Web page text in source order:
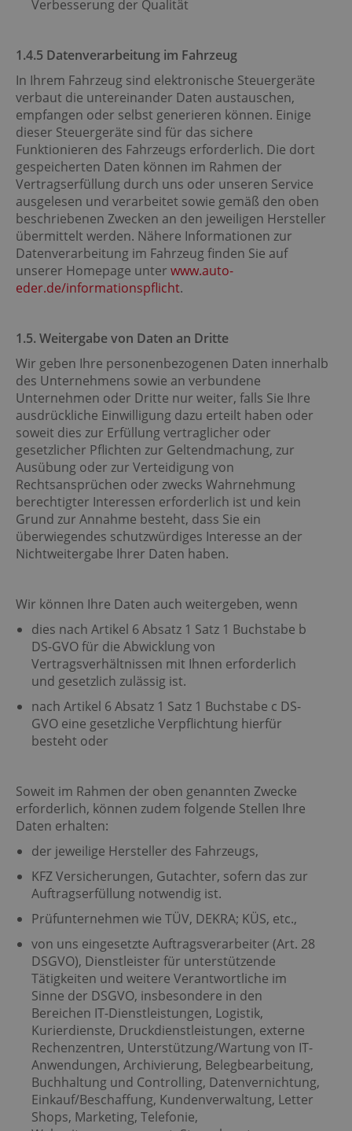
Verbesserung der Qualität
1.4.5 Datenverarbeitung im Fahrzeug
In Ihrem Fahrzeug sind elektronische Steuergeräte
verbaut die untereinander Daten austauschen,
empfangen oder selbst generieren können. Einige
dieser Steuergeräte sind für das sichere
Funktionieren des Fahrzeugs erforderlich. Die dort
gespeicherten Daten können im Rahmen der
Vertragserfüllung durch uns oder unseren Service
ausgelesen und verarbeitet sowie gemäß den oben
beschriebenen Zwecken an den jeweiligen Hersteller
übermittelt werden. Nähere Informationen zur
Datenverarbeitung im Fahrzeug finden Sie auf
unserer Homepage unter www.auto-
eder.de/informationspflicht.
​​​​​​​1.5. Weitergabe von Daten an Dritte
Wir geben Ihre personenbezogenen Daten innerhalb
des Unternehmens sowie an verbundene
Unternehmen oder Dritte nur weiter, falls Sie Ihre
ausdrückliche Einwilligung dazu erteilt haben oder
soweit dies zur Erfüllung vertraglicher oder
gesetzlicher Pflichten zur Geltendmachung, zur
Ausübung oder zur Verteidigung von
Rechtsansprüchen oder zwecks Wahrnehmung
berechtigter Interessen erforderlich ist und kein
Grund zur Annahme besteht, dass Sie ein
überwiegendes schutzwürdiges Interesse an der
Nichtweitergabe Ihrer Daten haben.
Wir können Ihre Daten auch weitergeben, wenn
dies nach Artikel 6 Absatz 1 Satz 1 Buchstabe b
DS-GVO für die Abwicklung von
Vertragsverhältnissen mit Ihnen erforderlich
und gesetzlich zulässig ist.
nach Artikel 6 Absatz 1 Satz 1 Buchstabe c DS-
GVO eine gesetzliche Verpflichtung hierfür
besteht oder
Soweit im Rahmen der oben genannten Zwecke
erforderlich, können zudem folgende Stellen Ihre
Daten erhalten:
der jeweilige Hersteller des Fahrzeugs,
KFZ Versicherungen, Gutachter, sofern das zur
Auftragserfüllung notwendig ist.
Prüfunternehmen wie TÜV, DEKRA; KÜS, etc.,
von uns eingesetzte Auftragsverarbeiter (Art. 28
DSGVO), Dienstleister für unterstützende
Tätigkeiten und weitere Verantwortliche im
Sinne der DSGVO, insbesondere in den
Bereichen IT-Dienstleistungen, Logistik,
Kurierdienste, Druckdienstleistungen, externe
Rechenzentren, Unterstützung/Wartung von IT-
Anwendungen, Archivierung, Belegbearbeitung,
Buchhaltung und Controlling, Datenvernichtung,
Einkauf/Beschaffung, Kundenverwaltung, Letter
Shops, Marketing, Telefonie,